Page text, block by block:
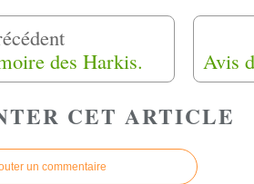
des Harkis.
CET ARTICLE
un commentaire